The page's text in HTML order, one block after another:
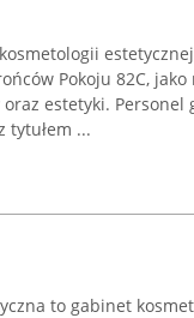
Pokoju 82C,
estetyki. Personel
tytułem ...
to gabinet